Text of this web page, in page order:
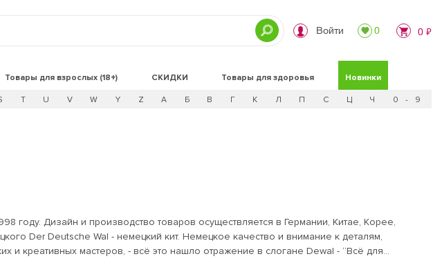
Войти 0 0 ₽
Товары для взрослых (18+) СКИДКИ Новинки
Товары для здоровья
T U V W Y Z А Б В Г К Л П С Ц Ч 0 - 9
году. Дизайн и производство товаров осуществляется в Германии, Китае, Корее,
и креативных мастеров, - всё это нашло отражение в слогане Dewal - “Всё для